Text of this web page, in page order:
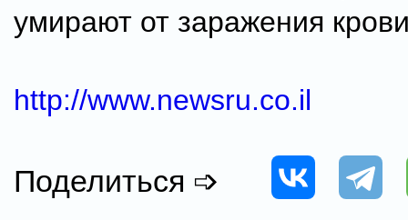
умирают от заражения
http://www.newsru.co.il
Поделиться ➩